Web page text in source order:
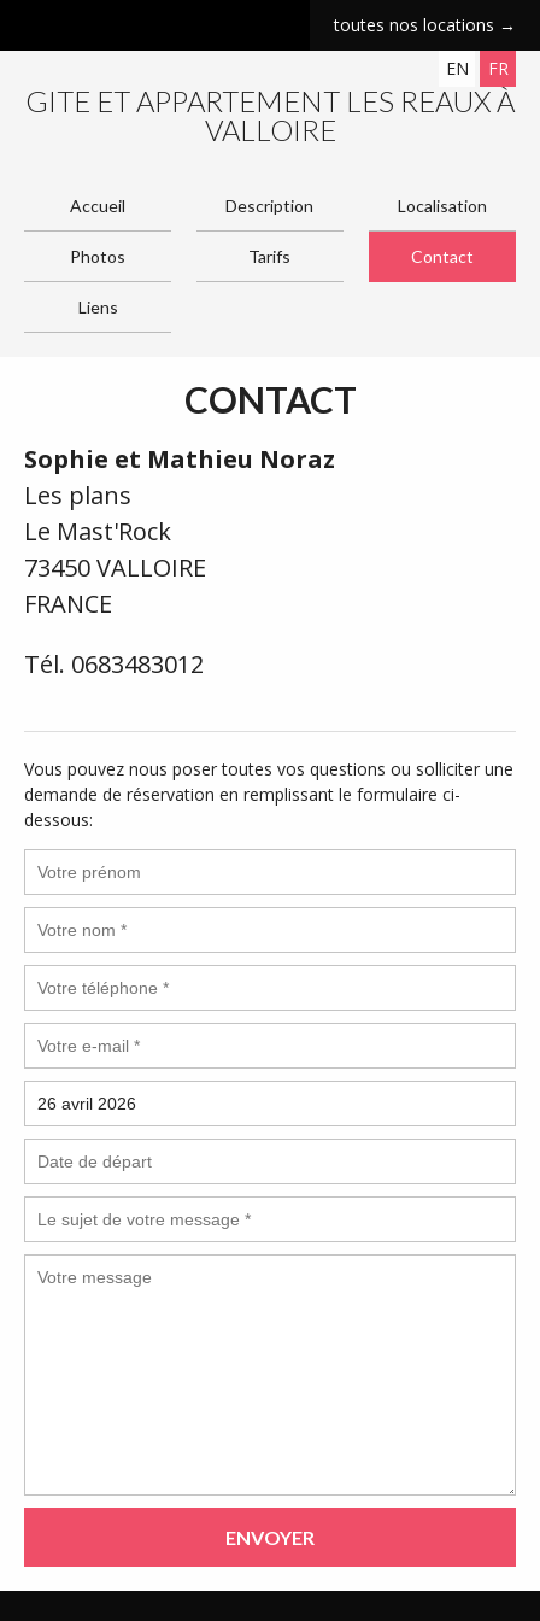
toutes nos locations →
GITE ET APPARTEMENT LES REAUX À
VALLOIRE
EN FR
Accueil Description Localisation
Photos Tarifs Contact
Liens
CONTACT
Sophie et Mathieu Noraz
Les plans
Le Mast'Rock
73450 VALLOIRE
FRANCE
Tél. 0683483012
Vous pouvez nous poser toutes vos questions ou solliciter une
demande de réservation en remplissant le formulaire ci-
dessous:
ENVOYER